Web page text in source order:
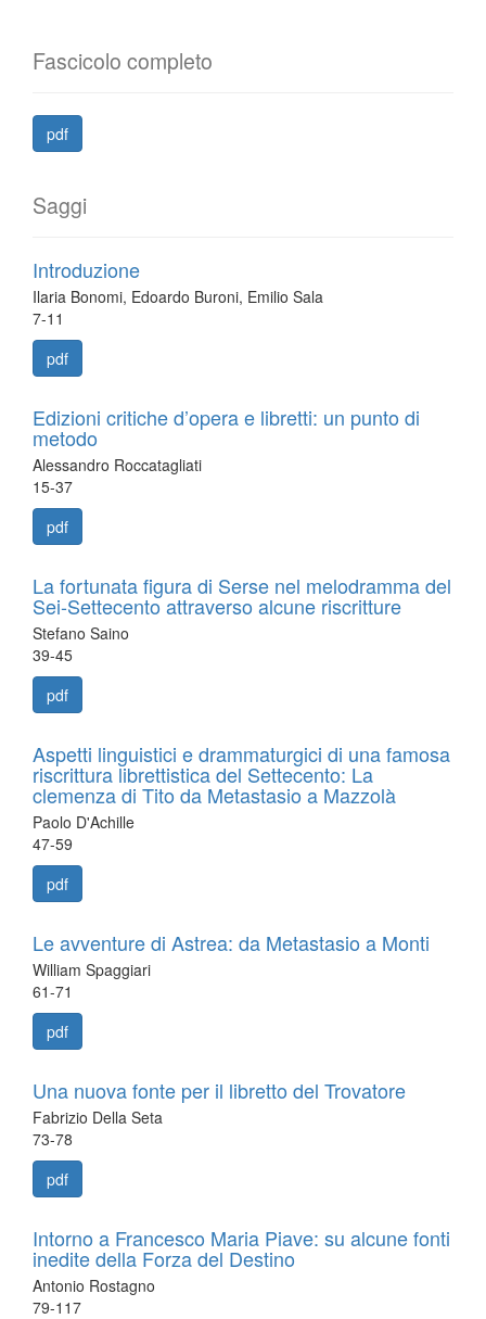
Fascicolo completo
pdf
Saggi
Introduzione
Ilaria Bonomi, Edoardo Buroni, Emilio Sala
7-11
pdf
Edizioni critiche d’opera e libretti: un punto di
metodo
Alessandro Roccatagliati
15-37
pdf
La fortunata figura di Serse nel melodramma del
Sei-Settecento attraverso alcune riscritture
Stefano Saino
39-45
pdf
Aspetti linguistici e drammaturgici di una famosa
riscrittura librettistica del Settecento: La
clemenza di Tito da Metastasio a Mazzolà
Paolo D'Achille
47-59
pdf
Le avventure di Astrea: da Metastasio a Monti
William Spaggiari
61-71
pdf
Una nuova fonte per il libretto del Trovatore
Fabrizio Della Seta
73-78
pdf
Intorno a Francesco Maria Piave: su alcune fonti
inedite della Forza del Destino
Antonio Rostagno
79-117